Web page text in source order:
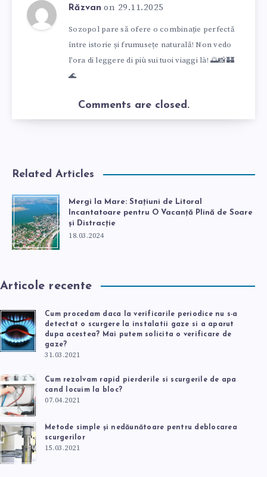
Răzvan on 29.11.2025
Sozopol pare să ofere o combinație perfectă
între istorie și frumusețe naturală! Non vedo
l’ora di leggere di più sui tuoi viaggi là! 🌅📸🏰
🌊
Comments are closed.
Related Articles
Mergi la Mare: Stațiuni de Litoral
Incantatoare pentru O Vacanță Plină de Soare
și Distracție
18.03.2024
Articole recente
Cum procedam daca la verificarile periodice nu s-a
detectat o scurgere la instalatii gaze si a aparut
dupa acestea? Mai putem solicita o verificare de
gaze?
31.03.2021
Cum rezolvam rapid pierderile si scurgerile de apa
cand locuim la bloc?
07.04.2021
Metode simple și nedăunătoare pentru deblocarea
scurgerilor
15.03.2021